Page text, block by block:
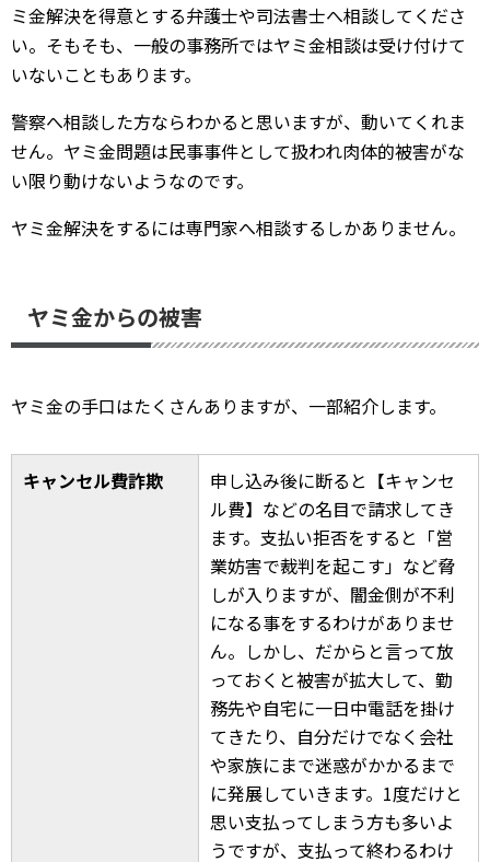
ミ金解決を得意とする弁護士や司法書士へ相談してくださ
い。そもそも、一般の事務所ではヤミ金相談は受け付けて
いないこともあります。
警察へ相談した方ならわかると思いますが、動いてくれま
せん。ヤミ金問題は民事事件として扱われ肉体的被害がな
い限り動けないようなのです。
ヤミ金解決をするには専門家へ相談するしかありません。
ヤミ金からの被害
ヤミ金の手口はたくさんありますが、一部紹介します。
キャンセル費詐欺
申し込み後に断ると【キャンセ
ル費】などの名目で請求してき
ます。支払い拒否をすると「営
業妨害で裁判を起こす」など脅
しが入りますが、闇金側が不利
になる事をするわけがありませ
ん。しかし、だからと言って放
っておくと被害が拡大して、勤
務先や自宅に一日中電話を掛け
てきたり、自分だけでなく会社
や家族にまで迷惑がかかるまで
に発展していきます。1度だけと
思い支払ってしまう方も多いよ
うですが、支払って終わるわけ